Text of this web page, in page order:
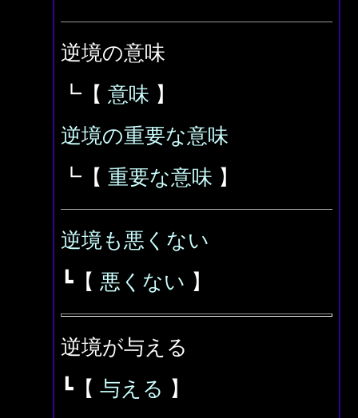
逆境の意味
┗【 意味 】
逆境の重要な意味
┗【 重要な意味 】
逆境も悪くない
┗【 悪くない 】
逆境が与える
┗【 与える 】